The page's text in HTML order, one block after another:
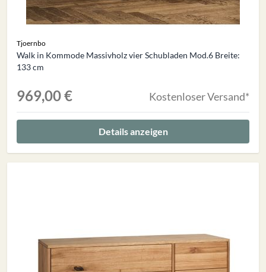
Tjoernbo
Walk in Kommode Massivholz vier Schubladen Mod.6 Breite:
133 cm
969,00 € Kostenloser Versand*
Details anzeigen